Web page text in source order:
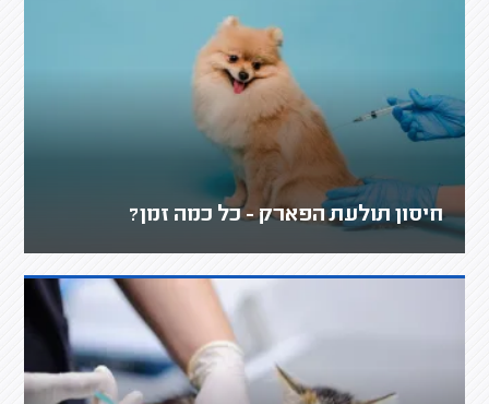
חיסון תולעת הפארק - כל כמה זמן?